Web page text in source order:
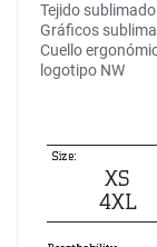
Tejido sublimado
Gráficos
Cuello
logotipo NW